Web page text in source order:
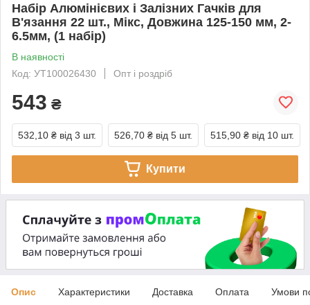
Набір Алюмінієвих і Залізних Гачків для
В'язання 22 шт., Мікс, Довжина 125-150 мм, 2-
6.5мм, (1 набір)
В наявності
Код: УТ100026430
Опт і роздріб
543 ₴
532,10 ₴ від 3 шт. 526,70 ₴ від 5 шт. 515,90 ₴ від 10 шт.
Купити
Опис Характеристики Доставка Оплата Умови